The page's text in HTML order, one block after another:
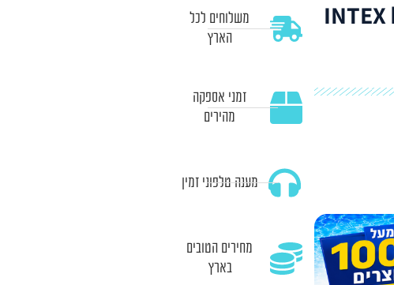
ערכת ניקיון בסיסית לבריכה דגם INTEX
משלוחים לכל
הארץ
זמני אספקה
מהירים
מענה טלפוני זמין
מחירים הטובים
בארץ